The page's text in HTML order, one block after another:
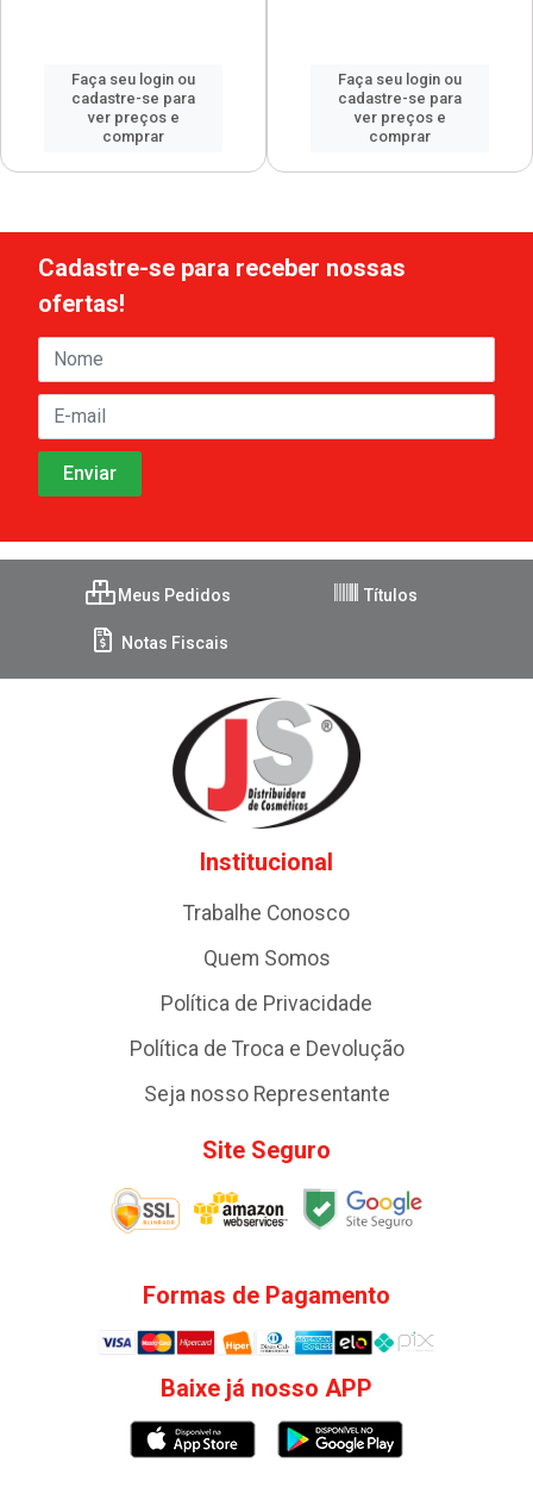
Faça seu login ou
cadastre-se para
ver preços e
comprar
Faça seu login ou
cadastre-se para
ver preços e
comprar
Cadastre-se para receber nossas
ofertas!
Meus Pedidos Títulos
Notas Fiscais
Institucional
Trabalhe Conosco
Quem Somos
Política de Privacidade
Política de Troca e Devolução
Seja nosso Representante
Site Seguro
Formas de Pagamento
Baixe já nosso APP